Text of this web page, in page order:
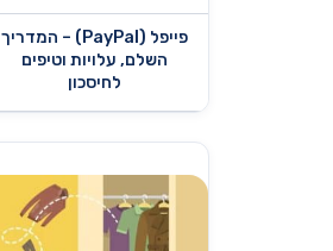
פייפל (PayPal) – המדריך
השלם, עלויות וטיפים
לחיסכון